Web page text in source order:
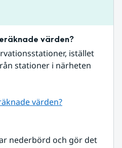
värden?
istället
stationer i närheten
värden?
nederbörd och gör det